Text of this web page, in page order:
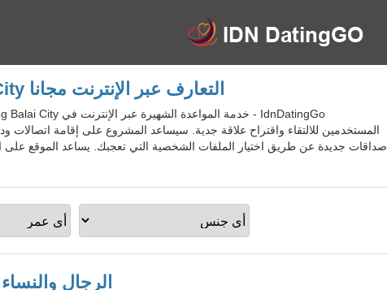
التعارف عبر الإنترنت مجانا Tanjung Balai City، إندونيسيا
المستخدمين للالتقاء واقتراح علاقة جدية. سيساعد المشروع على إقامة اتصالات
صداقات جديدة عن طريق اختيار الملفات الشخصية التي تعجبك. يساعد الموقع على
الرجال